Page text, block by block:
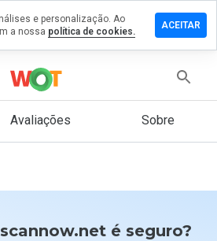
Avaliações Sobre
é seguro?
e personalização. Ao
a nossa política de cookies.
ACEITAR